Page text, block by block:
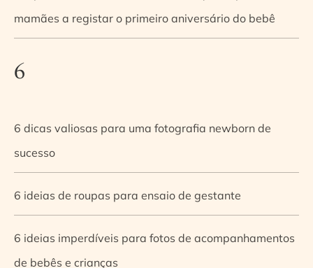
mamães a registar o primeiro aniversário do bebê
6
6 dicas valiosas para uma fotografia newborn de
sucesso
6 ideias de roupas para ensaio de gestante
6 ideias imperdíveis para fotos de acompanhamentos
de bebês e crianças